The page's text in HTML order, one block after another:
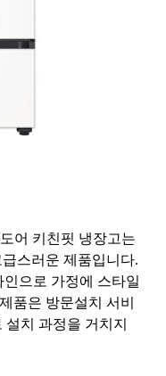
어 키친핏 냉장고는
스러운 제품입니다.
으로 가정에 스타일
품은 방문설치 서비
치 과정을 거치지